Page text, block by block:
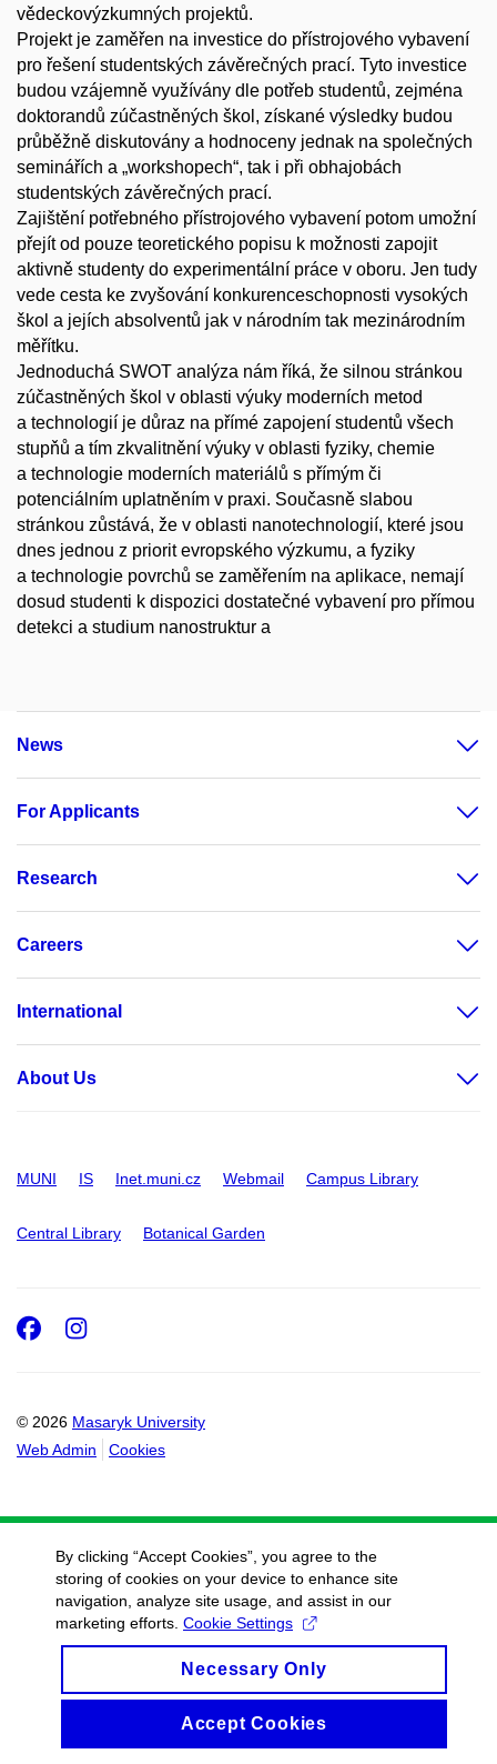
vědeckovýzkumných projektů.
Projekt je zaměřen na investice do přístrojového vybavení
pro řešení studentských závěrečných prací. Tyto investice
budou vzájemně využívány dle potřeb studentů, zejména
doktorandů zúčastněných škol, získané výsledky budou
průběžně diskutovány a hodnoceny jednak na společných
seminářích a „workshopech“, tak i při obhajobách
studentských závěrečných prací.
Zajištění potřebného přístrojového vybavení potom umožní
přejít od pouze teoretického popisu k možnosti zapojit
aktivně studenty do experimentální práce v oboru. Jen tudy
vede cesta ke zvyšování konkurenceschopnosti vysokých
škol a jejích absolventů jak v národním tak mezinárodním
měřítku.
Jednoduchá SWOT analýza nám říká, že silnou stránkou
zúčastněných škol v oblasti výuky moderních metod
a technologií je důraz na přímé zapojení studentů všech
stupňů a tím zkvalitnění výuky v oblasti fyziky, chemie
a technologie moderních materiálů s přímým či
potenciálním uplatněním v praxi. Současně slabou
stránkou zůstává, že v oblasti nanotechnologií, které jsou
dnes jednou z priorit evropského výzkumu, a fyziky
a technologie povrchů se zaměřením na aplikace, nemají
dosud studenti k dispozici dostatečné vybavení pro přímou
detekci a studium nanostruktur a
News
For Applicants
Research
Careers
International
About Us
MUNI IS Inet.muni.cz Webmail Campus Library
Central Library Botanical Garden
© 2026 Masaryk University
Web Admin
Cookies
Facebook
Instagram
By clicking “Accept Cookies”, you agree to the
storing of cookies on your device to enhance site
navigation, analyze site usage, and assist in our
marketing efforts. Cookie Settings
Necessary Only
Accept Cookies